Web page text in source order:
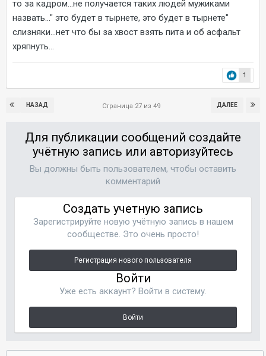
то за кадром...не получается таких людей мужиками
назвать..." это будет в тырнете, это будет в тырнете"
слизняки...нет что бы за хвост взять пита и об асфальт
хряпнуть...
1
НАЗАД ДАЛЕЕ
Страница 27 из 49
Для публикации сообщений создайте
учётную запись или авторизуйтесь
Вы должны быть пользователем, чтобы оставить
комментарий
Создать учетную запись
Зарегистрируйте новую учётную запись в нашем
сообществе. Это очень просто!
Регистрация нового пользователя
Войти
Уже есть аккаунт? Войти в систему.
Войти